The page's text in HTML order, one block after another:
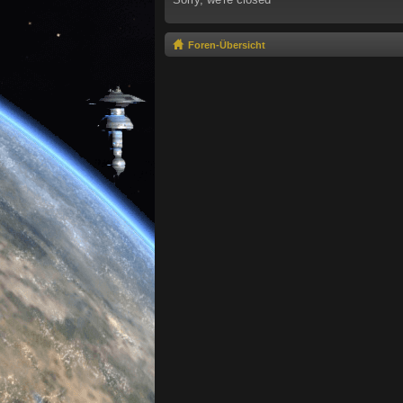
Foren-Übersicht